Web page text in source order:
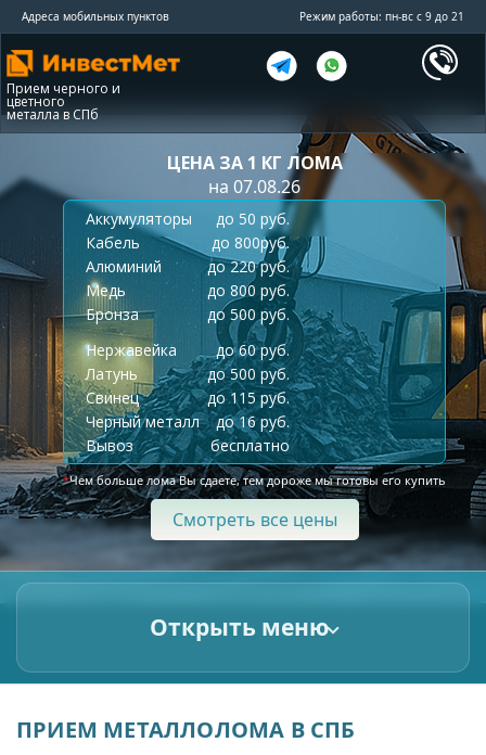
Адреса мобильных пунктов Режим работы: пн-вс с 9 до 21
Прием черного и
цветного
металла в СПб
ЦЕНА ЗА 1 КГ ЛОМА
на 07.08.26
Аккумуляторы
до 50 руб.
Кабель
до 800руб.
Алюминий
до 220 руб.
Медь
до 800 руб.
Бронза
до 500 руб.
Нержавейка
до 60 руб.
Латунь
до 500 руб.
Свинец
до 115 руб.
Черный металл
до 16 руб.
Вывоз
бесплатно
*Чем больше лома Вы сдаете, тем дороже мы готовы его купить
Смотреть все цены
Открыть меню
ПРИЕМ МЕТАЛЛОЛОМА В СПБ